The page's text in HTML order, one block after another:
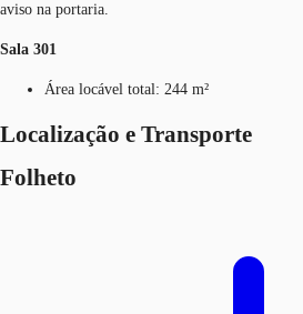
aviso na portaria.
Sala 301
Área locável total: 244 m²
Localização e Transporte
Folheto